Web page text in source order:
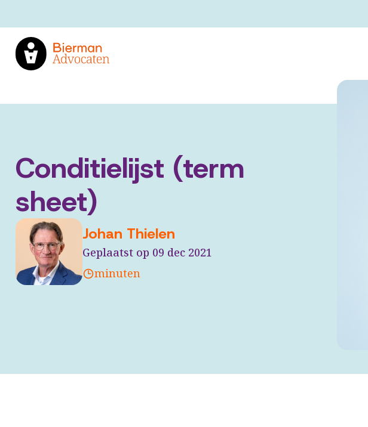
Conditielijst (term
sheet)
Johan Thielen
Geplaatst op 09 dec 2021
minuten